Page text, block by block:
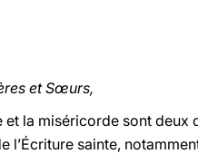
et Sœurs,
et la miséricorde sont deux
l’Écriture sainte,